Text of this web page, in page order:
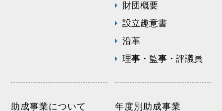
財団概要
設立趣意書
沿革
理事・監事・評議員
助成事業について 年度別助成事業